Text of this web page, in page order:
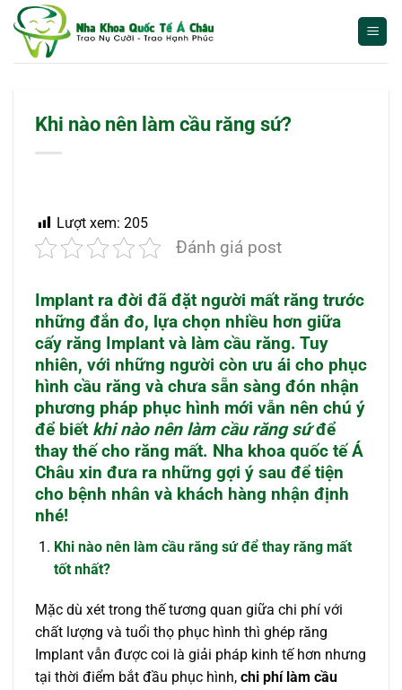
qua
Khi nào nên làm cầu răng sứ?
Lượt xem: 205
Đánh giá post
Implant ra đời đã đặt người mất răng trước
những đắn đo, lựa chọn nhiều hơn giữa
cấy răng Implant và làm cầu răng. Tuy
nhiên, với những người còn ưu ái cho phục
hình cầu răng và chưa sẵn sàng đón nhận
phương pháp phục hình mới vẫn nên chú ý
để biết khi nào nên làm cầu răng sứđể
thay thế cho răng mất. Nha khoa quốc tế Á
Châu xin đưa ra những gợi ý sau để tiện
cho bệnh nhân và khách hàng nhận định
nhé!
Khi nào nên làm cầu răng sứ để thay răng mất
tốt nhất?
Mặc dù xét trong thế tương quan giữa chi phí với
chất lượng và tuổi thọ phục hình thì ghép răng
Implant vẫn được coi là giải pháp kinh tế hơn nhưng
tại thời điểm bắt đầu phục hình, chi phí làm cầu